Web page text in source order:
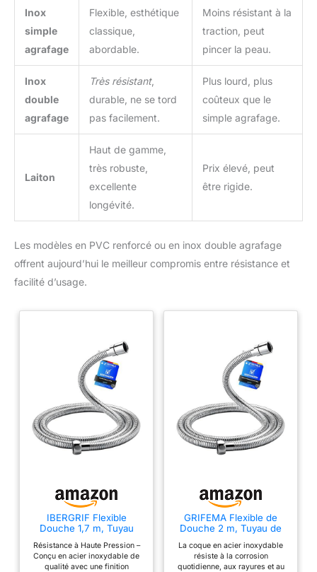
Inox
simple
agrafage
Flexible, esthétique
classique,
abordable.
Moins résistant à la
traction, peut
pincer la peau.
Inox
double
agrafage
Très résistant,
durable, ne se tord
pas facilement.
Plus lourd, plus
coûteux que le
simple agrafage.
Laiton
Haut de gamme,
très robuste,
excellente
longévité.
Prix élevé, peut
être rigide.
Les modèles en PVC renforcé ou en inox double agrafage
offrent aujourd’hui le meilleur compromis entre résistance et
facilité d’usage.
IBERGRIF Flexible
Douche 1,7 m, Tuyau
Inoxydable
Résistance à Haute Pression –
Conçu en acier inoxydable de
qualité avec une finition
GRIFEMA Flexible de
Douche 2 m, Tuyau de
Inoxydable
La coque en acier inoxydable
résiste à la corrosion
quotidienne, aux rayures et au